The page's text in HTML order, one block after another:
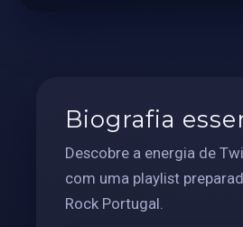
Biografia
Descobre a energia de
com uma playlist
Rock Portugal.